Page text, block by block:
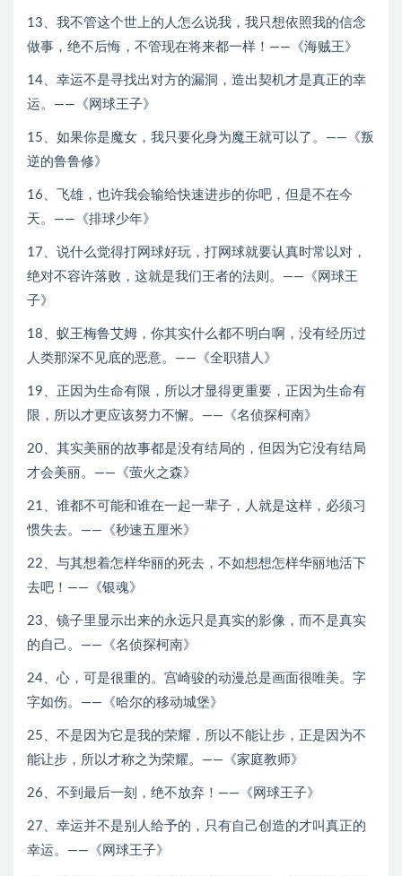
13、我不管这个世上的人怎么说我，我只想依照我的信念
做事，绝不后悔，不管现在将来都一样！——《海贼王》
14、幸运不是寻找出对方的漏洞，造出契机才是真正的幸
运。——《网球王子》
15、如果你是魔女，我只要化身为魔王就可以了。——《叛
逆的鲁鲁修》
16、飞雄，也许我会输给快速进步的你吧，但是不在今
天。——《排球少年》
17、说什么觉得打网球好玩，打网球就要认真时常以对，
绝对不容许落败，这就是我们王者的法则。——《网球王
子》
18、蚁王梅鲁艾姆，你其实什么都不明白啊，没有经历过
人类那深不见底的恶意。——《全职猎人》
19、正因为生命有限，所以才显得更重要，正因为生命有
限，所以才更应该努力不懈。——《名侦探柯南》
20、其实美丽的故事都是没有结局的，但因为它没有结局
才会美丽。——《萤火之森》
21、谁都不可能和谁在一起一辈子，人就是这样，必须习
惯失去。——《秒速五厘米》
22、与其想着怎样华丽的死去，不如想想怎样华丽地活下
去吧！——《银魂》
23、镜子里显示出来的永远只是真实的影像，而不是真实
的自己。——《名侦探柯南》
24、心，可是很重的。宫崎骏的动漫总是画面很唯美。字
字如伤。——《哈尔的移动城堡》
25、不是因为它是我的荣耀，所以不能让步，正是因为不
能让步，所以才称之为荣耀。——《家庭教师》
26、不到最后一刻，绝不放弃！——《网球王子》
27、幸运并不是别人给予的，只有自己创造的才叫真正的
幸运。——《网球王子》